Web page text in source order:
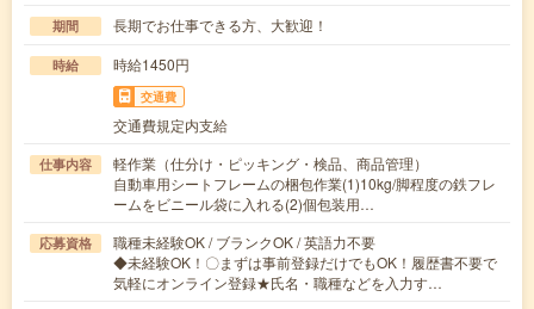
期間 長期でお仕事できる方、大歓迎！
時給 時給1450円
交通費
交通費規定内支給
仕事内容
軽作業（仕分け・ピッキング・検品、商品管理）
自動車用シートフレームの梱包作業(1)10kg/脚程度の鉄フレ
ームをビニール袋に入れる(2)個包装用…
応募資格
職種未経験OK / ブランクOK / 英語力不要
◆未経験OK！〇まずは事前登録だけでもOK！履歴書不要で
気軽にオンライン登録★氏名・職種などを入力す…